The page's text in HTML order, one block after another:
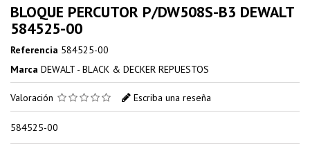
BLOQUE PERCUTOR P/DW508S-B3 DEWALT
584525-00
Referencia 584525-00
Marca DEWALT - BLACK & DECKER REPUESTOS
Valoración Escriba una reseña
584525-00